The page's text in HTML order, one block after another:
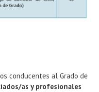
conducentes al Grado de
as y profesionales